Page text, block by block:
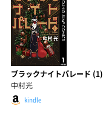
ブラックナイトパレード (1)
中村光
kindle